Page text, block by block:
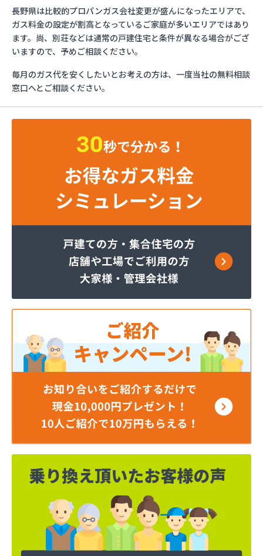
イワタニ長野株式会社 佐久営業所
イワタニ長野株式会社 長野営業所
エッソ・ガスセンター長野
ガスネット佐久
サンリン株式会社
サンリン株式会社 松本オートガススタンド
サンリン株式会社 長野南支店
サンリン株式会社 松本支店
ミヤバラガス株式会社
伊丹産業株式会社 長野工場
伊丹産業株式会社 千曲営業所
一之瀬電器瓦斯サービス
岡谷酸素株式会社 佐久営業所
岡谷酸素株式会社 松本営業所
岡谷酸素株式会社 長野営業所
貝印石油株式会社 長野支店
株式会社エナジー内山
株式会社カワネン 本社・ガス事業部
株式会社クレックス 長野営業所
株式会社サイサン 佐久営業所
株式会社サイサン 千曲営業所
株式会社サイサン 長野支店
株式会社サイサン 東御営業所
株式会社セリタ
株式会社セリタ 上田営業所
株式会社タカサワ長野営業所LPG
株式会社ホームエネルギー長野 長野センター
株式会社リビック長野
株式会社叶屋
株式会社高木屋プロパン部
株式会社森田
長野県は比較的プロパンガス会社変更が盛んになったエリアで、
ガス料金の設定が割高となっているご家庭が多いエリアではあり
ます。尚、別荘などは通常の戸建住宅と条件が異なる場合がござ
いますので、予めご相談ください。
毎月のガス代を安くしたいとお考えの方は、一度当社の無料相談
窓口へとご相談ください。